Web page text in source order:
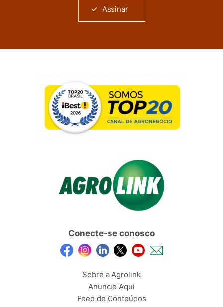
Assinar
Conecte-se conosco
Sobre a Agrolink
Anuncie Aqui
Feed de Conteúdos